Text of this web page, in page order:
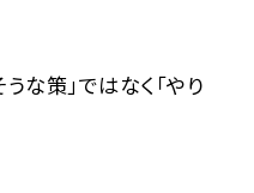
な策」ではなく「やり